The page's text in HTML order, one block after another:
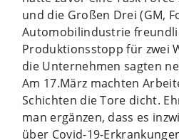
und die Großen Drei (GM,
Automobilindustrie
Produktionsstopp für zwei
die Unternehmen sagten
Am 17.März machten
Schichten die Tore dicht.
man ergänzen, dass es
über Covid-19-